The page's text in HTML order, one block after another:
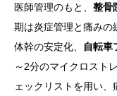
医師管理のもと、 整骨
期は炎症管理と痛みの
体幹の安定化、
自転車
～2分のマイクロスト
ェックリストを用い、